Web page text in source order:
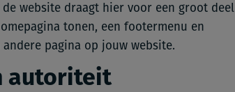
website draagt hier voor een groot deel
tonen, een footermenu en
pagina op jouw website.
autoriteit